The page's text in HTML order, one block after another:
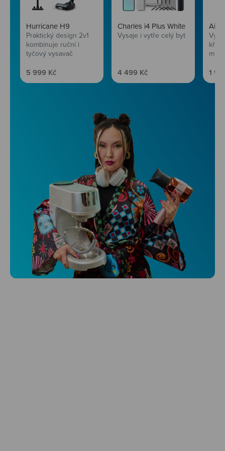
Hurricane H9
Praktický design 2v1
kombinuje ruční i
tyčový vysavač
Prodejní cena
5 999 Kč
Charles i4 Plus White
Vysaje i vytře celý byt
Prodejní cena
4 499 Kč 1
Niceboy ONE Ultra
Hlídá ti zdraví, spánek i pohyb a ještě k
tomu platí.